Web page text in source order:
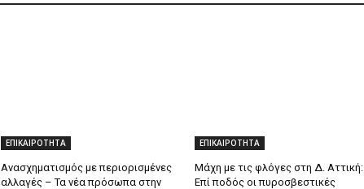
ΕΠΙΚΑΙΡΟΤΗΤΑ
Ανασχηματισμός με περιορισμένες
αλλαγές – Τα νέα πρόσωπα στην
ΕΠΙΚΑΙΡΟΤΗΤΑ
Μάχη με τις φλόγες στη Δ. Αττική:
Επί ποδός οι πυροσβεστικές